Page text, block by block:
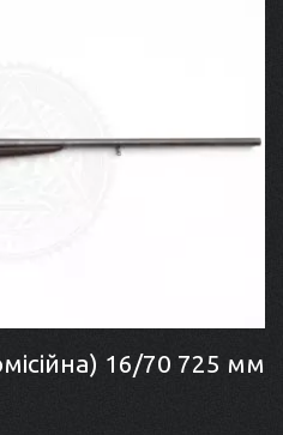
16/70 725 мм